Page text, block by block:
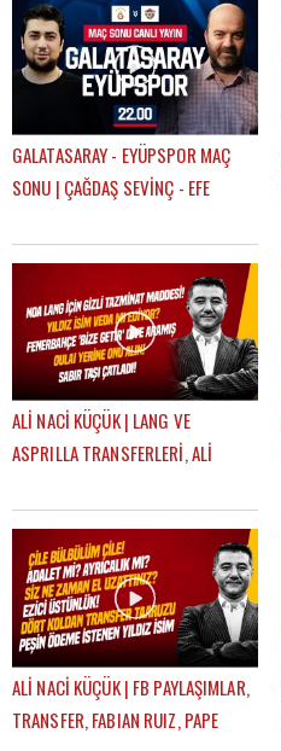
GALATASARAY - EYÜPSPOR MAÇ
SONU | ÇAĞDAŞ SEVİNÇ - EFE
ALİ NACİ KÜÇÜK | LANG VE
ASPRILLA TRANSFERLERİ, ALİ
GÜNDEM GALATASARAY
ALİ NACİ KÜÇÜK | FB PAYLAŞIMLAR,
TRANSFER, FABIAN RUIZ, PAPE